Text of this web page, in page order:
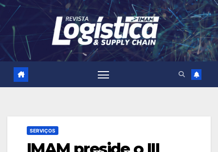
Skip
content
SERVIÇOS